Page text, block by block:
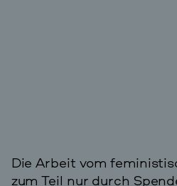
Die Arbeit vom
zum Teil nur durch